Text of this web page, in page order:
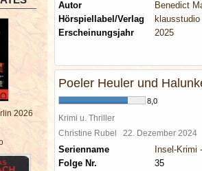
2026
Autor
Benedict
Hörspiellabel/Verlag
klausstudio
Erscheinungsjahr
2025
Poeler Heuler und
8,0
Krimi u. Thriller
Christine Rubel 22. Dezember 2024
Serienname
Insel-Krimi
Folge Nr.
35